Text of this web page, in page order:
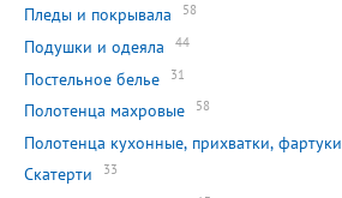
Пледы и покрывала 58
Подушки и одеяла 44
Постельное белье 31
Полотенца махровые 58
Полотенца кухонные, прихватки, фартуки
Скатерти 33